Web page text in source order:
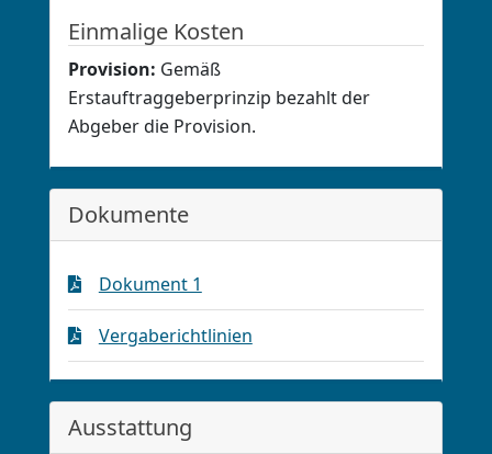
Einmalige Kosten
Provision: Gemäß
Erstauftraggeberprinzip bezahlt der
Abgeber die Provision.
Dokumente
Dokument 1
Vergaberichtlinien
Ausstattung